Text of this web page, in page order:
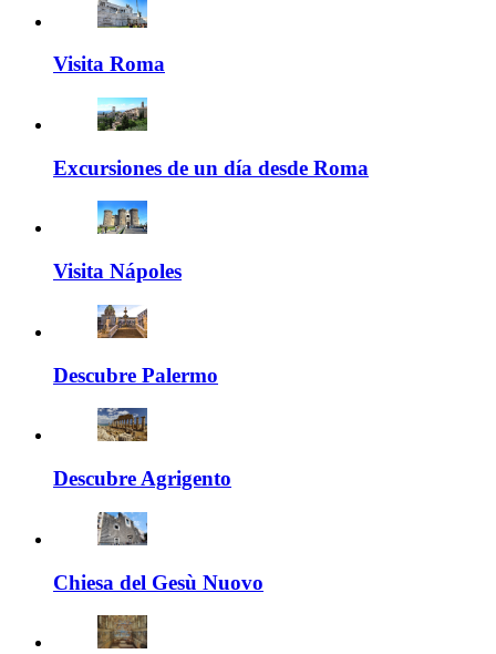
Visita Roma
Excursiones de un día desde Roma
Visita Nápoles
Descubre Palermo
Descubre Agrigento
Chiesa del Gesù Nuovo